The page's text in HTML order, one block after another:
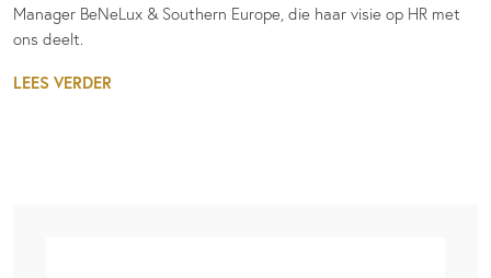
Manager BeNeLux & Southern Europe, die haar visie op HR met
ons deelt.
LEES VERDER